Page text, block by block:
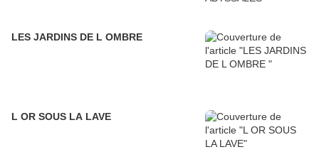
LES JARDINS DE L OMBRE
L OR SOUS LA LAVE